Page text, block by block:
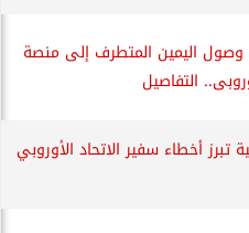
اليمين المتطرف إلى منصة
التفاصيل
تبرز أخطاء سفير الاتحاد الأوروبي